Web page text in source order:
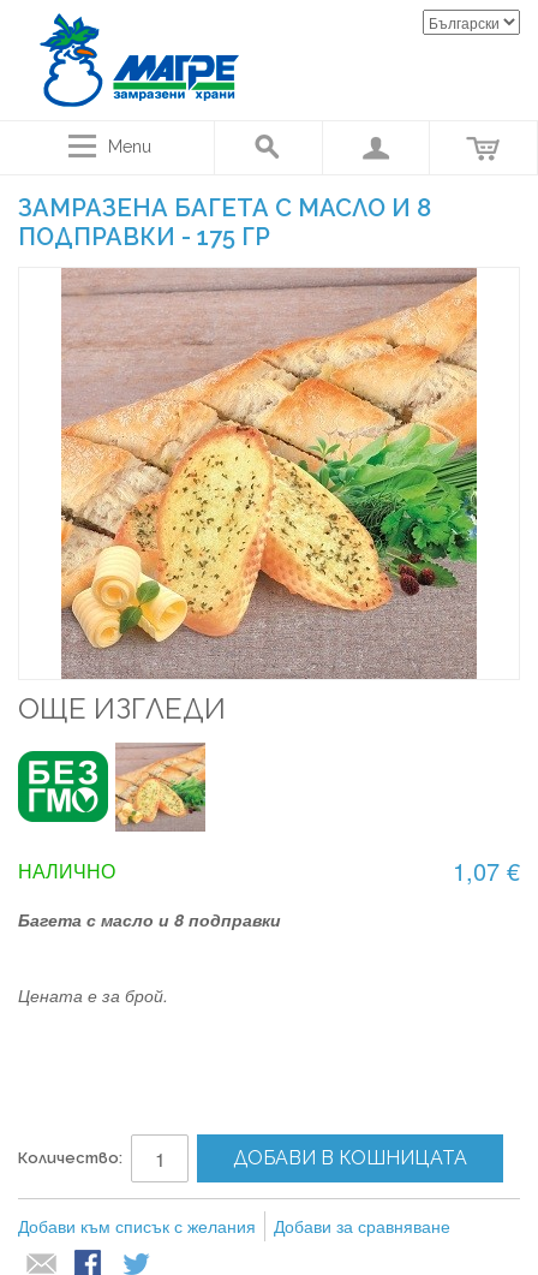
Menu
ЗАМРАЗЕНА БАГЕТА С МАСЛО И 8
ПОДПРАВКИ - 175 ГР
ОЩЕ ИЗГЛЕДИ
1,07 €
НАЛИЧНО
Багета с масло и 8 подправки
Цената е за брой.
Количество: ДОБАВИ В КОШНИЦАТА
Добави към списък с желания Добави за сравняване